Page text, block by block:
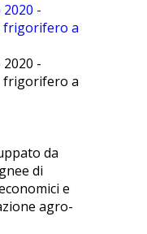
-
frigorifero a
-
frigorifero a
da
di
e
agro-